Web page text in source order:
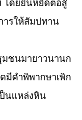
โดยยืนหยัดต่อสู้
รให้สัมปทาน
มชนมายาวนานก
มีคำพิพากษาเพิก
นแหล่งหิน